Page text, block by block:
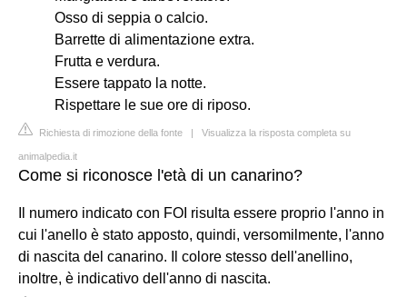
Osso di seppia o calcio.
Barrette di alimentazione extra.
Frutta e verdura.
Essere tappato la notte.
Rispettare le sue ore di riposo.
Richiesta di rimozione della fonte | Visualizza la risposta completa su
animalpedia.it
Come si riconosce l'età di un canarino?
Il numero indicato con FOI risulta essere proprio l'anno in
cui l'anello è stato apposto, quindi, versomilmente, l'anno
di nascita del canarino. Il colore stesso dell'anellino,
inoltre, è indicativo dell'anno di nascita.